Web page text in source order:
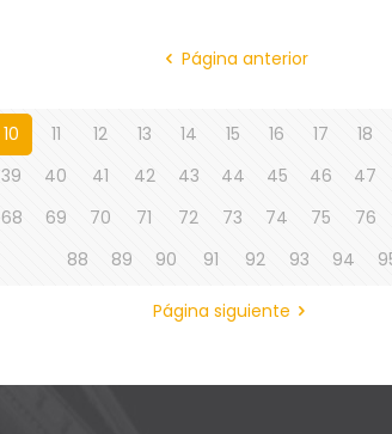
Página anterior
10 11 12 13 14 15 16 17 18
39 40 41 42 43 44 45 46 47
68 69 70 71 72 73 74 75 76
88
89 90 91 92 93 94
Página siguiente